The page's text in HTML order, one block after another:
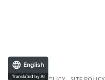
English
Translated by AI